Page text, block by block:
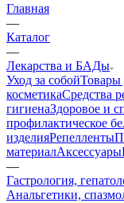
Главная
—
Каталог
—
Лекарства и БАДы
Уход за собой
косметикаСредства
гигиенаЗдоровое и
профилактическое
изделияРепелленты
материалАксессуары
—
Гастрология,
Анальгетики,